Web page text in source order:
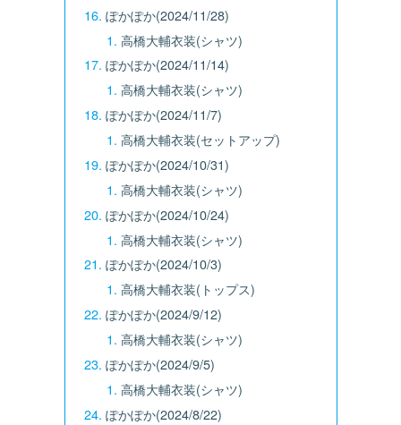
ぽかぽか(2024/11/28)
高橋大輔衣装(シャツ)
ぽかぽか(2024/11/14)
高橋大輔衣装(シャツ)
ぽかぽか(2024/11/7)
高橋大輔衣装(セットアップ)
ぽかぽか(2024/10/31)
高橋大輔衣装(シャツ)
ぽかぽか(2024/10/24)
高橋大輔衣装(シャツ)
ぽかぽか(2024/10/3)
高橋大輔衣装(トップス)
ぽかぽか(2024/9/12)
高橋大輔衣装(シャツ)
ぽかぽか(2024/9/5)
高橋大輔衣装(シャツ)
ぽかぽか(2024/8/22)